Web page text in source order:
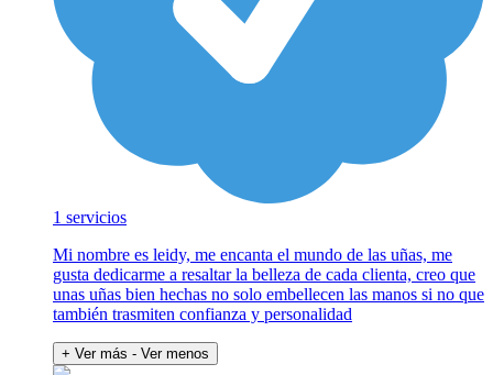
1 servicios
Mi nombre es leidy, me encanta el mundo de las uñas, me
gusta dedicarme a resaltar la belleza de cada clienta, creo que
unas uñas bien hechas no solo embellecen las manos si no que
también trasmiten confianza y personalidad
+ Ver más - Ver menos